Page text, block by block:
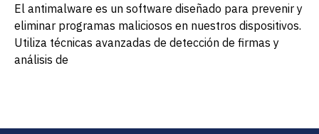
El antimalware es un software diseñado para prevenir y
eliminar programas maliciosos en nuestros dispositivos.
Utiliza técnicas avanzadas de detección de firmas y
análisis de